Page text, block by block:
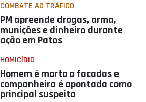
COMBATE AO TRÁFICO
PM apreende drogas, arma,
munições e dinheiro durante
ação em Patos
HOMICÍDIO
Homem é morto a facadas e
companheira é apontada como
principal suspeita